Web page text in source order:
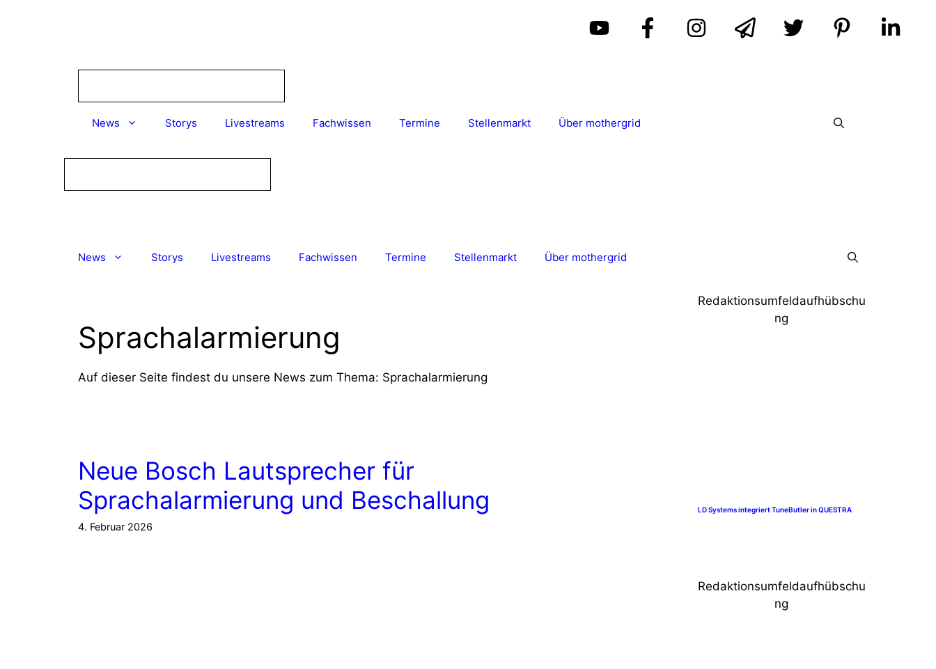
News Storys Livestreams Fachwissen Termine Stellenmarkt Über mothergrid
News Storys Livestreams Fachwissen Termine Stellenmarkt Über mothergrid
Sprachalarmierung
Auf dieser Seite findest du unsere News zum Thema: Sprachalarmierung
Neue Bosch Lautsprecher für
Sprachalarmierung und Beschallung
4. Februar 2026
Redaktionsumfeldaufhübschu
ng
LD Systems integriert TuneButler in QUESTRA
Redaktionsumfeldaufhübschu
ng